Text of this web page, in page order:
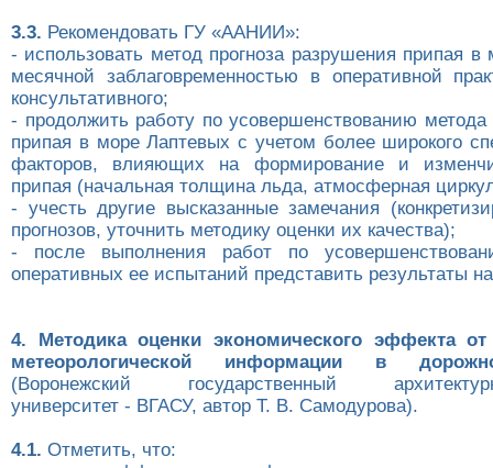
3.3. Рекомендовать ГУ «ААНИИ»:
- использовать метод прогноза разрушения припая
месячной заблаговременностью в оперативной
консультативного;
- продолжить работу по усовершенствованию метода
припая в море Лаптевых с учетом более широкого
факторов, влияющих на формирование и
припая (начальная толщина льда, атмосферная
- учесть другие высказанные замечания
прогнозов, уточнить методику оценки их качества);
- после выполнения работ по
оперативных ее испытаний представить результаты
4. Методика оценки экономического эффекта от
метеорологической информации в
(Воронежский государственный
университет - ВГАСУ, автор Т. В. Самодурова).
4.1. Отметить, что: